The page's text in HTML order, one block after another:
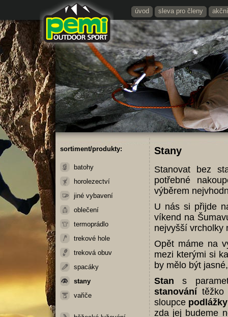
úvod sleva pro členy
sortiment/produkty:
batohy
horolezectví
jiné vybavení
oblečení
termoprádlo
trekové hole
treková obuv
spacáky
stany
vařiče
Stany
Stanovat bez
potřebné
výběrem
U nás si přijde
víkend na
nejvyšší vrcholky
Opět máme na
mezi kterými si
by mělo být
Stan s
stanování
sloupce
zda jej budeme